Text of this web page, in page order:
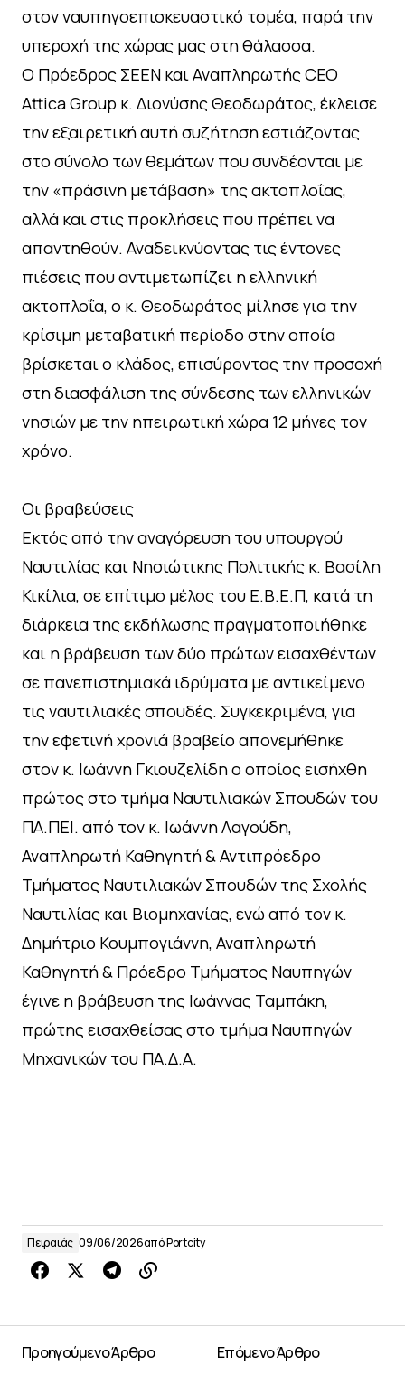
στον ναυπηγοεπισκευαστικό τομέα, παρά την
υπεροχή της χώρας μας στη θάλασσα.
Ο Πρόεδρος ΣΕΕΝ και Αναπληρωτής CEO
Attica Group κ. Διονύσης Θεοδωράτος, έκλεισε
την εξαιρετική αυτή συζήτηση εστιάζοντας
στο σύνολο των θεμάτων που συνδέονται με
την «πράσινη μετάβαση» της ακτοπλοΐας,
αλλά και στις προκλήσεις που πρέπει να
απαντηθούν. Αναδεικνύοντας τις έντονες
πιέσεις που αντιμετωπίζει η ελληνική
ακτοπλοΐα, ο κ. Θεοδωράτος μίλησε για την
κρίσιμη μεταβατική περίοδο στην οποία
βρίσκεται ο κλάδος, επισύροντας την προσοχή
στη διασφάλιση της σύνδεσης των ελληνικών
νησιών με την ηπειρωτική χώρα 12 μήνες τον
χρόνο.
Οι βραβεύσεις
Εκτός από την αναγόρευση του υπουργού
Ναυτιλίας και Νησιώτικης Πολιτικής κ. Βασίλη
Κικίλια, σε επίτιμο μέλος του Ε.Β.Ε.Π, κατά τη
διάρκεια της εκδήλωσης πραγματοποιήθηκε
και η βράβευση των δύο πρώτων εισαχθέντων
σε πανεπιστημιακά ιδρύματα με αντικείμενο
τις ναυτιλιακές σπουδές. Συγκεκριμένα, για
την εφετινή χρονιά βραβείο απονεμήθηκε
στον κ. Ιωάννη Γκιουζελίδη ο οποίος εισήχθη
πρώτος στο τμήμα Ναυτιλιακών Σπουδών του
ΠΑ.ΠΕΙ. από τον κ. Ιωάννη Λαγούδη,
Αναπληρωτή Καθηγητή & Αντιπρόεδρο
Τμήματος Ναυτιλιακών Σπουδών της Σχολής
Ναυτιλίας και Βιομηχανίας, ενώ από τον κ.
Δημήτριο Κουμπογιάννη, Αναπληρωτή
Καθηγητή & Πρόεδρο Τμήματος Ναυπηγών
έγινε η βράβευση της Ιωάννας Ταμπάκη,
πρώτης εισαχθείσας στο τμήμα Ναυπηγών
Μηχανικών του ΠΑ.Δ.Α.
Πειραιάς 09/06/2026απόPortcity
Προηγούμενο Άρθρο
Επόμενο Άρθρο